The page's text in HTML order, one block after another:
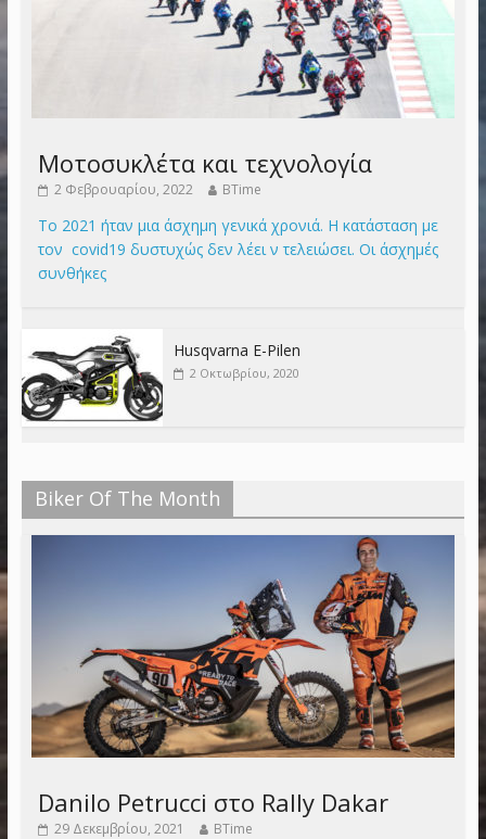
Μοτοσυκλέτα και τεχνολογία
2 Φεβρουαρίου, 2022 BTime
Το 2021 ήταν μια άσχημη γενικά χρονιά. Η κατάσταση με
τον covid19 δυστυχώς δεν λέει ν τελειώσει. Οι άσχημές
συνθήκες
Husqvarna E-Pilen
2 Οκτωβρίου, 2020
Biker Of The Month
Danilo Petrucci στο Rally Dakar
29 Δεκεμβρίου, 2021 BTime